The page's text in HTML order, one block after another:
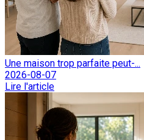
Une maison trop parfaite peut-...
2026-08-07
Lire l'article